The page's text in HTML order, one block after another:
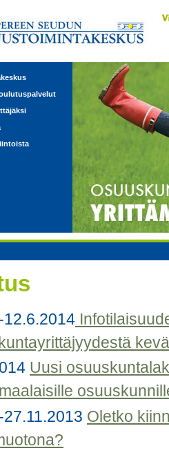
12.6.2014
Uusi
Oletko